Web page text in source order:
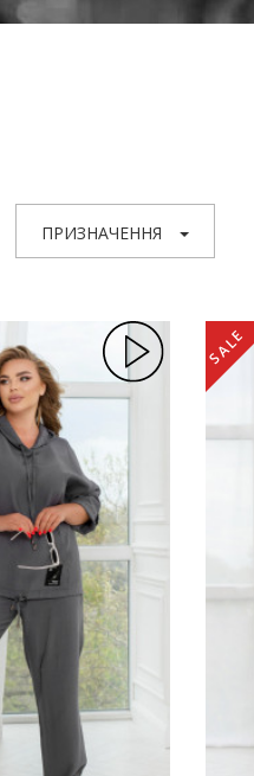
ПРИЗНАЧЕННЯ
SALE